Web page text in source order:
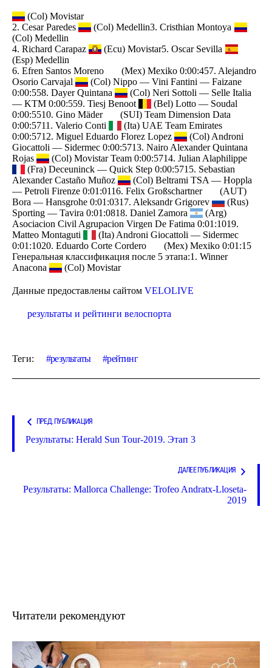
(Col) Movistar
2. Cesar Paredes
(Col) Medellin3. Cristhian Montoya
(Col) Medellin
4. Richard Carapaz
(Ecu) Movistar5. Oscar Sevilla
(Esp) Medellin
6. Efren Santos Moreno
(Mex) Mexiko 0:00:457. Alejandro
Osorio Carvajal
(Col) Nippo — Vini Fantini — Faizane
0:00:558. Dayer Quintana
(Col) Neri Sottoli — Selle Italia
— KTM 0:00:559. Tiesj Benoot
(Bel) Lotto — Soudal
0:00:5510. Gino Mäder
(SUI) Team Dimension Data
0:00:5711. Valerio Conti
(Ita) UAE Team Emirates
0:00:5712. Miguel Eduardo Florez Lopez
(Col) Androni
Giocattoli — Sidermec 0:00:5713. Nairo Alexander Quintana
Rojas
(Col) Movistar Team 0:00:5714. Julian Alaphilippe
(Fra) Deceuninck — Quick Step 0:00:5715. Sebastian
Alexander Castaño Muñoz
(Col) Beltrami TSA — Hoppla
— Petroli Firenze 0:01:0116. Felix Großschartner
(AUT)
Bora — Hansgrohe 0:01:0317. Aleksandr Grigorev
(Rus)
Sporting — Tavira 0:01:0818. Daniel Zamora
(Arg)
Asociacion Civil Agrupacion Virgen De Fatima 0:01:1019.
Matteo Montaguti
(Ita) Androni Giocattoli — Sidermec
0:01:1020. Eduardo Corte Cordero
(Mex) Mexiko 0:01:15
Генеральная классификация после 5 этапа:1. Winner
Anacona
(Col) Movistar
Данные предоставлены сайтом VELOLIVE
результаты и рейтинги велоспорта
Теги: результаты рейтинг
ПРЕД. ПУБЛИКАЦИЯ
Результаты: Herald Sun Tour-2019. Этап 3
ДАЛЕЕ ПУБЛИКАЦИЯ
Результаты: Mallorca Challenge: Trofeo Andratx-Lloseta-
2019
Читатели рекомендуют